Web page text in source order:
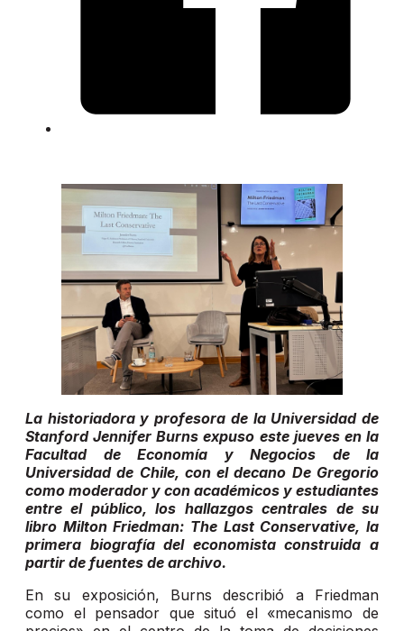
La historiadora y profesora de la Universidad de
Stanford Jennifer Burns expuso este jueves en la
Facultad de Economía y Negocios de la
Universidad de Chile, con el decano De Gregorio
como moderador y con académicos y estudiantes
entre el público, los hallazgos centrales de su
libro Milton Friedman: The Last Conservative, la
primera biografía del economista construida a
partir de fuentes de archivo.
En su exposición, Burns describió a Friedman
como el pensador que situó el «mecanismo de